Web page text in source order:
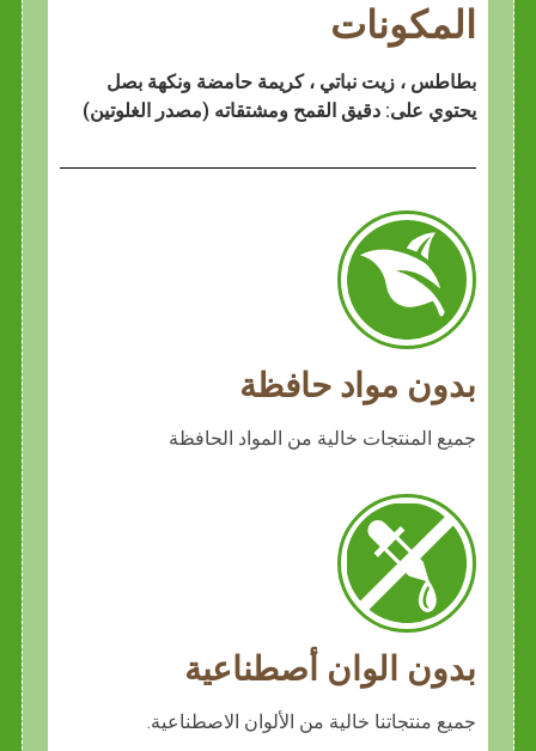
المكونات
بطاطس ، زيت نباتي ، كريمة حامضة ونكهة بصل
يحتوي على: دقيق القمح ومشتقاته (مصدر الغلوتين)
بدون مواد حافظة
جميع المنتجات خالية من المواد الحافظة
بدون الوان أصطناعية
جميع منتجاتنا خالية من الألوان الاصطناعية.